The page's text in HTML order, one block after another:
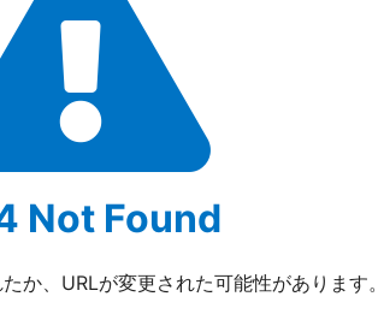
Not Found
か、URLが変更された可能性があります。